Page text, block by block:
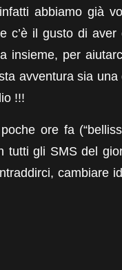
abbiamo già
il gusto di aver
insieme, per
avventura sia
!!!
ore fa
tutti gli SMS del
cambiare